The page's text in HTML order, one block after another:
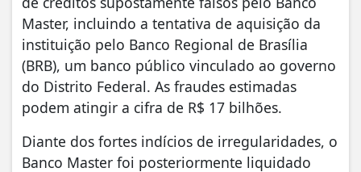
Master, incluindo a tentativa de aquisição da
instituição pelo Banco Regional de Brasília
(BRB), um banco público vinculado ao governo
do Distrito Federal. As fraudes estimadas
podem atingir a cifra de R$ 17 bilhões.
Diante dos fortes indícios de irregularidades, o
Banco Master foi posteriormente liquidado